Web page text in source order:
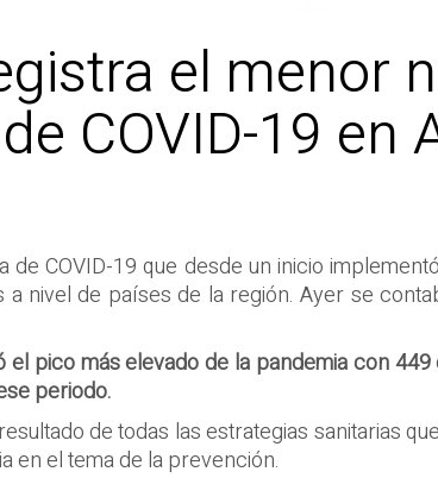
el menor
COVID-19 en
de COVID-19 que desde un inicio
nivel de países de la región. Ayer se
pico más elevado de la pandemia con
periodo.
de todas las estrategias sanitarias
en el tema de la prevención.